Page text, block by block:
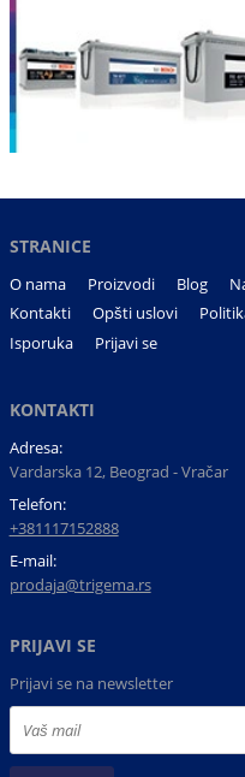
STRANICE
O nama Proizvodi Blog
Kontakti
Opšti uslovi
Isporuka
Prijavi se
KONTAKTI
Adresa:
Vardarska 12, Beograd - Vračar
Telefon:
+381117152888
E-mail:
prodaja@trigema.rs
PRIJAVI SE
Prijavi se na newsletter